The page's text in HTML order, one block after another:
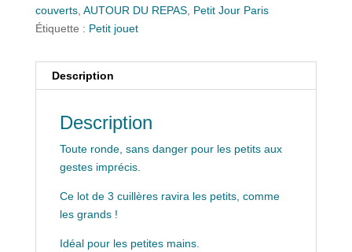
couverts, AUTOUR DU REPAS, Petit Jour Paris
Étiquette : Petit jouet
Description
Description
Toute ronde, sans danger pour les petits aux
gestes imprécis.
Ce lot de 3 cuillères ravira les petits, comme
les grands !
Idéal pour les petites mains.